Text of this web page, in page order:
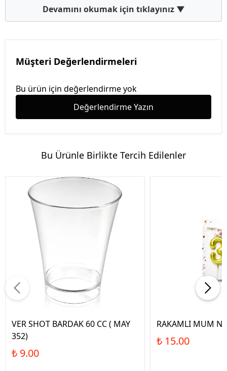
Devamını okumak için tıklayınız ▼
Müşteri Değerlendirmeleri
Bu ürün için değerlendirme yok
Değerlendirme Yazın
Bu Ürünle Birlikte Tercih Edilenler
VER SHOT BARDAK 60 CC ( MAY
352)
₺ 9.00
RAKAMLI MUM
₺ 15.00